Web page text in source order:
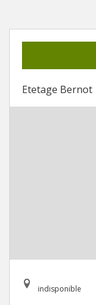
Etetage Bernot
indisponible